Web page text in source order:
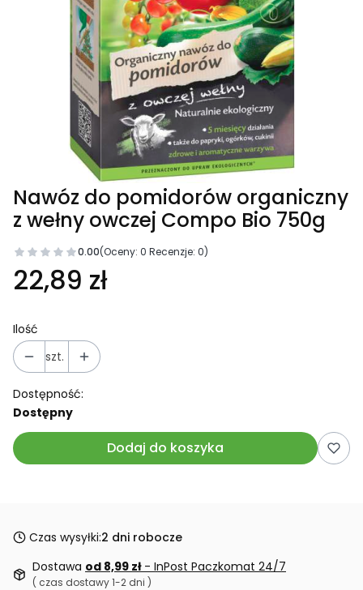
Nawóz do pomidorów organiczny
z wełny owczej Compo Bio 750g
0.00(Oceny: 0 Recenzje: 0)
22,89 zł
Ilość
szt.
Dostępność:
Dostępny
Dodaj do koszyka
Czas wysyłki:2 dni robocze
Dostawa od 8,99 zł - InPost Paczkomat 24/7
( czas dostawy 1-2 dni )